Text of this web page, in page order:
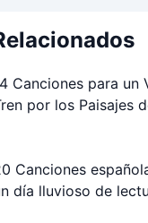
Canciones para un
por los Paisajes
Canciones
día lluvioso de